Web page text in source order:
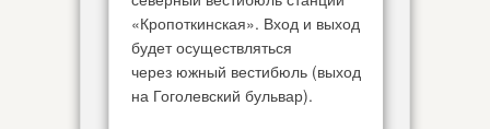
«Кропоткинская». Вход и выход
будет осуществляться
через южный вестибюль (выход
на Гоголевский бульвар).